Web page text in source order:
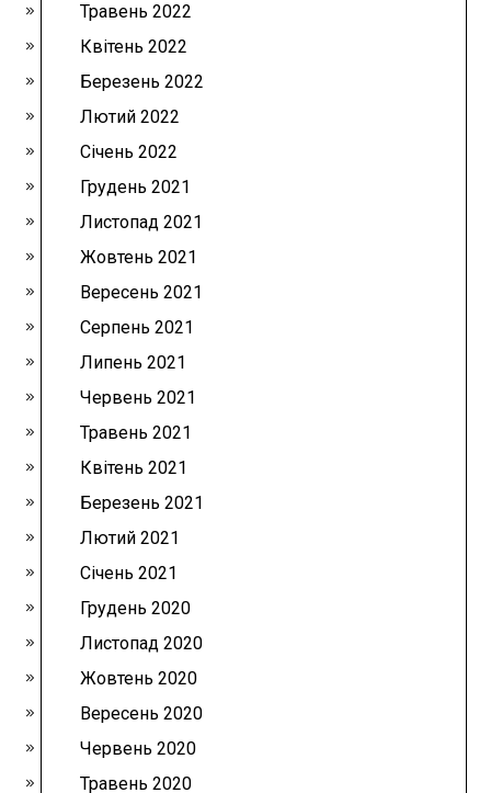
Травень 2022
Квітень 2022
Березень 2022
Лютий 2022
Січень 2022
Грудень 2021
Листопад 2021
Жовтень 2021
Вересень 2021
Серпень 2021
Липень 2021
Червень 2021
Травень 2021
Квітень 2021
Березень 2021
Лютий 2021
Січень 2021
Грудень 2020
Листопад 2020
Жовтень 2020
Вересень 2020
Червень 2020
Травень 2020